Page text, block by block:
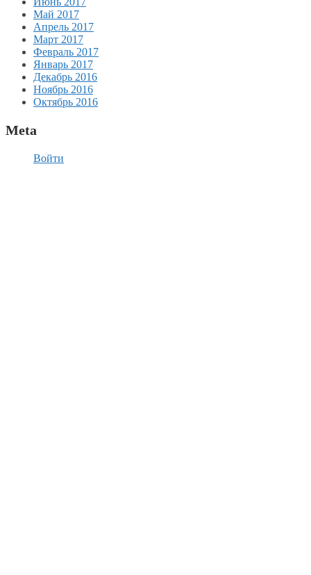
Май 2017
Апрель 2017
Март 2017
Февраль 2017
Январь 2017
Декабрь 2016
Ноябрь 2016
Октябрь 2016
Meta
Войти